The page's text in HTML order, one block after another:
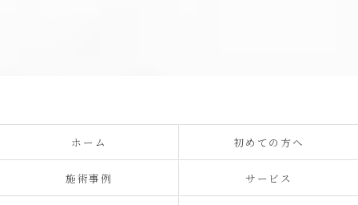
ホーム 初めての方へ
施術事例 サービス